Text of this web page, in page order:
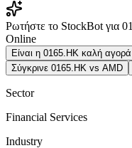
Ρωτήστε το StockBot για
Online
Είναι η 0165.HK καλή
Σύγκρινε 0165.HK vs AMD
Sector
Financial Services
Industry